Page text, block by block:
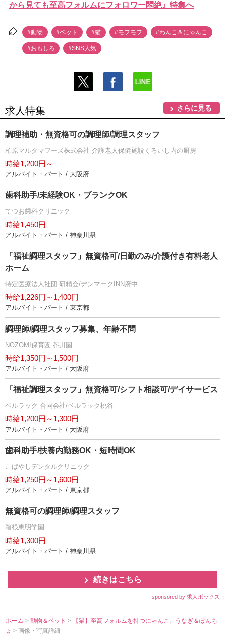
から見ても至高フォルムにフォロワー悶絶』特集へ
#動物 #ペット #猫 #モフモフ #わんこ＆にゃんこ
#おもしろ #SNS人気
求人特集 さらに見る
調理補助・無資格可の調理師/調理スタッフ
柏原マルタマフーズ株式会社 介護老人保健施設くろいし内の厨房
時給1,200円～
アルバイト・パート / 大阪府
歯科助手/未経験OK・ブランクOK
てつお歯科クリニック
時給1,450円
アルバイト・パート / 神奈川県
「福祉調理スタッフ」無資格可/日勤のみ/介護付き有料老人
ホーム
特定医療法人社団 研精会/デンマークINN府中
時給1,226円～1,400円
アルバイト・パート / 東京都
調理師/調理スタッフ募集、年齢不問
NOZOMI保育園 芥川園
時給1,350円～1,500円
アルバイト・パート / 大阪府
「福祉調理スタッフ」無資格可/シフト相談可/デイサービス
ベルラック 合同会社/ベルラック桃谷
時給1,200円～1,300円
アルバイト・パート / 大阪府
歯科助手/扶養内勤務OK・短時間OK
こばやしデンタルクリニック
時給1,250円～1,600円
アルバイト・パート / 東京都
無資格可の調理師/調理スタッフ
箱根恵明学園
時給1,300円
アルバイト・パート / 神奈川県
続きはこちら
sponsored by 求人ボックス
ホーム >動物＆ペット>
【猫】至高フォルムを持つにゃんこ、うなぎ＆ぽんち
ょ> 画像・写真詳細